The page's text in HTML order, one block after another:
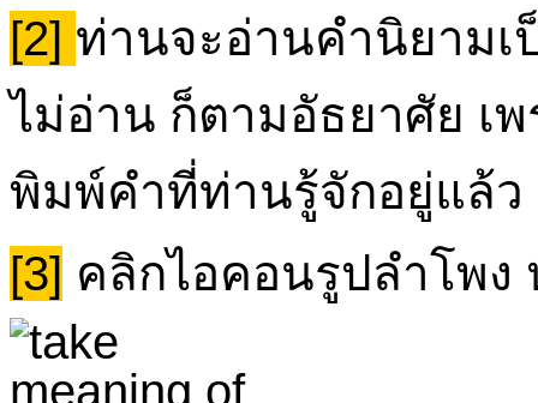
[2] ท่านจะอ่านคำนิยามเ
ไม่อ่าน ก็ตามอัธยาศัย เ
พิมพ์คำที่ท่านรู้จักอยู่แล้
[3] คลิกไอคอนรูปลำโพง